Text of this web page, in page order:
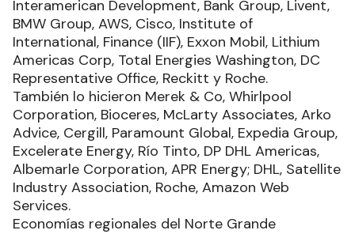
Interamerican Development, Bank Group, Livent,
BMW Group, AWS, Cisco, Institute of
International, Finance (IIF), Exxon Mobil, Lithium
Americas Corp, Total Energies Washington, DC
Representative Office, Reckitt y Roche.
También lo hicieron Merek & Co, Whirlpool
Corporation, Bioceres, McLarty Associates, Arko
Advice, Cergill, Paramount Global, Expedia Group,
Excelerate Energy, Río Tinto, DP DHL Americas,
Albemarle Corporation, APR Energy; DHL, Satellite
Industry Association, Roche, Amazon Web
Services.
Economías regionales del Norte Grande